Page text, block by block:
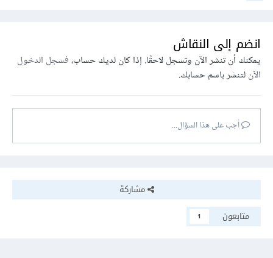
انضم إلى النقاش
يمكنك أن تنشر الآن وتسجل لاحقًا. إذا كان لديك حساب،فسجل الدخول
الآنلتنشر باسم حسابك.
أجب على هذا السؤال...
مشاركة
متابعون
1